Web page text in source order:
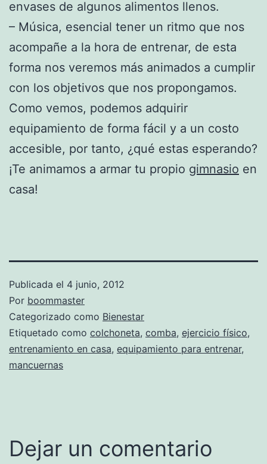
envases de algunos alimentos llenos.
– Música, esencial tener un ritmo que nos
acompañe a la hora de entrenar, de esta
forma nos veremos más animados a cumplir
con los objetivos que nos propongamos.
Como vemos, podemos adquirir
equipamiento de forma fácil y a un costo
accesible, por tanto, ¿qué estas esperando?
¡Te animamos a armar tu propio gimnasio en
casa!
Publicada el 4 junio, 2012
Por boommaster
Categorizado como Bienestar
Etiquetado como colchoneta, comba, ejercicio físico,
entrenamiento en casa, equipamiento para entrenar,
mancuernas
Dejar un comentario